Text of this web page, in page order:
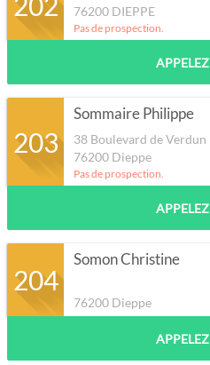
76200 DIEPPE
Pas de prospection.
APPELEZ
203
Sommaire Philippe
38 Boulevard de Verdun
76200 Dieppe
Pas de prospection.
APPELEZ
204
Somon Christine
76200 Dieppe
APPELEZ